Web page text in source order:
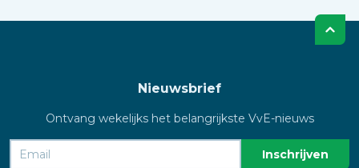
Nieuwsbrief
Ontvang wekelijks het belangrijkste VvE-nieuws